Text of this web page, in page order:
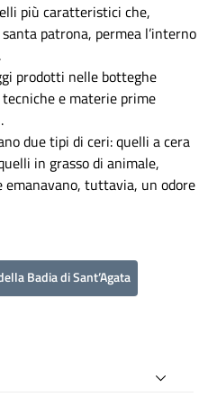
più caratteristici che,
patrona, permea l’interno
prodotti nelle botteghe
e materie prime
due tipi di ceri: quelli a cera
in grasso di animale,
tuttavia, un odore
Badia di Sant’Agata